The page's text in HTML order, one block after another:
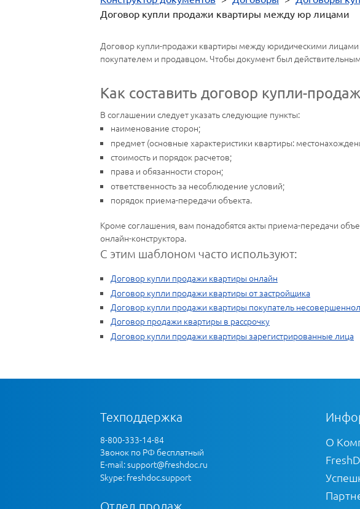
Договор купли продажи квартиры между юр лицами
Договор купли-продажи квартиры между юридическими
покупателем и продавцом. Чтобы документ был
Как составить договор купли-
В соглашении следует указать следующие пункты:
наименование сторон;
предмет (основные характеристики квартиры:
стоимость и порядок расчетов;
права и обязанности сторон;
ответственность за несоблюдение условий;
порядок приема-передачи объекта.
Кроме соглашения, вам понадобятся акты приема-передачи
онлайн-конструктора.
С этим шаблоном часто используют:
Договор купли продажи квартиры онлайн
Договор купли продажи квартиры от застройщика
Договор купли продажи квартиры покупатель
Договор продажи квартиры в рассрочку
Договор купли продажи квартиры зарегистрированные лица
Техподдержка
8-800-333-14-84
Звонок по РФ бесплатный
E-mail:support@freshdoc.ru
Skype: freshdoc.support
Отдел продаж
О